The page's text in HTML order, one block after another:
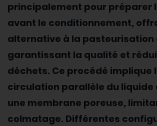
principalement pour préparer
avant le conditionnement,
alternative à la pasteurisation
garantissant la qualité et
déchets. Ce procédé implique
circulation parallèle du liquide
une membrane poreuse,
colmatage. Différentes